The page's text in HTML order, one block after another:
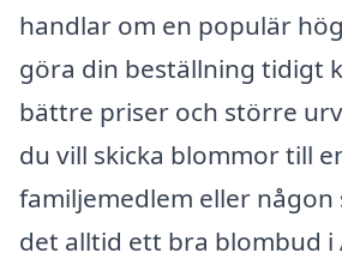
handlar om en populär
göra din beställning tidigt
bättre priser och större
du vill skicka blommor till
familjemedlem eller någon
det alltid ett bra blombud i